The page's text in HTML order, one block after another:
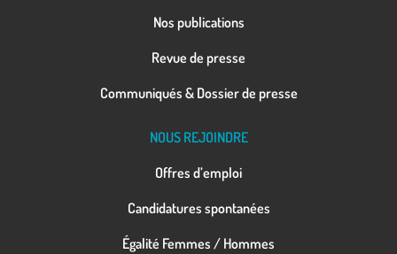
Nos publications
Revue de presse
Communiqués & Dossier de presse
NOUS REJOINDRE
Offres d’emploi
Candidatures spontanées
Égalité Femmes / Hommes